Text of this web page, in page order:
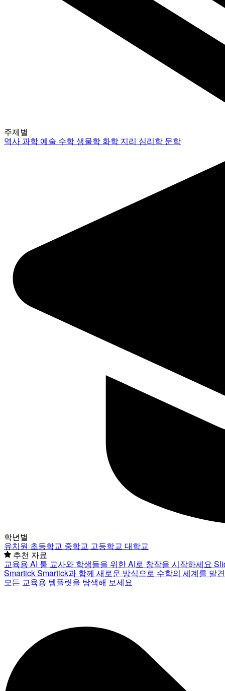
주제별
역사과학 예술 수학생물학 화학 지리 심리학 문학
학년별
유치원 초등학교 중학교 고등학교 대학교
추천 자료
교육용 AI 툴 교사와 학생들을 위한 AI로 창작을 시작하세요
SmartickSmartick과 함께 새로운 방식으로 수학의 세계를 발
모든 교육용 템플릿을 탐색해 보세요